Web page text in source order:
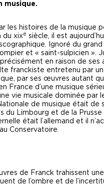
musique.
les histoires de la musique
du xixe siècle, il est
Ignoré du
et « saint-sulpicien ».
en raison de
franckiste entretenu par
par ses œuvres autant
France d’une musique
vie musicale dominée par
de musique était de
du Limbourg et de la
était l’allemand et il
Conservatoire.
de Franck trahissent
de l’ombre et de